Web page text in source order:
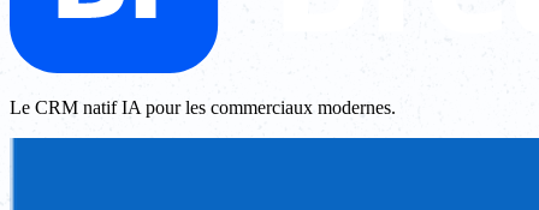
Le CRM natif IA pour les commerciaux modernes.